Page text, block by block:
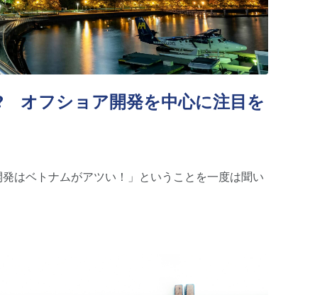
オフショア開発を中心に注目を
はベトナムがアツい！」ということを一度は聞い